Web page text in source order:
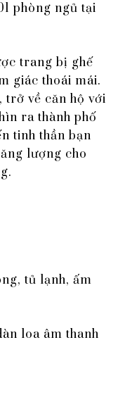
phòng ngủ tại
trang bị ghế
giác thoái mái.
trở về căn hộ với
ra thành phố
tinh thần bạn
lượng cho
tủ lạnh, ấm
loa âm thanh